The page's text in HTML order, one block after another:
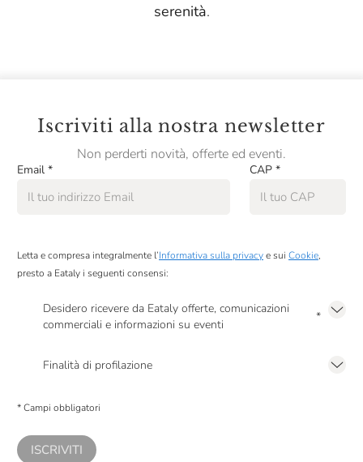
serenità.
Iscriviti alla nostra newsletter
Non perderti novità, offerte ed eventi.
Email * CAP *
Letta e compresa integralmente l’Informativa sulla privacye sui Cookie,
presto a Eataly i seguenti consensi:
Desidero ricevere da Eataly offerte, comunicazioni
commerciali e informazioni su eventi
*
Finalità di profilazione
comunicazioni commerciali personalizzate, in caso di consenso prestato ai
* Campi obbligatori
ISCRIVITI